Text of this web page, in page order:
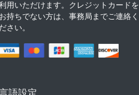
用いただけます。クレジットカードを
お持ちでない方は、事務局までご連絡く
ださい。